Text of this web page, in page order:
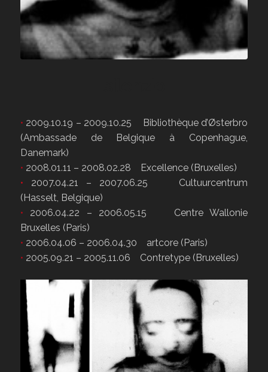
• 2009.10.19 – 2009.10.25 Bibliothèque d’Østerbro
(Ambassade de Belgique à Copenhague,
Danemark)
• 2008.01.11 – 2008.02.28 Excellence (Bruxelles)
• 2007.04.21 – 2007.06.25 Cultuurcentrum
(Hasselt, Belgique)
• 2006.04.22 – 2006.05.15 Centre Wallonie
Bruxelles (Paris)
• 2006.04.06 – 2006.04.30 artcore (Paris)
• 2005.09.21 – 2005.11.06 Contretype (Bruxelles)